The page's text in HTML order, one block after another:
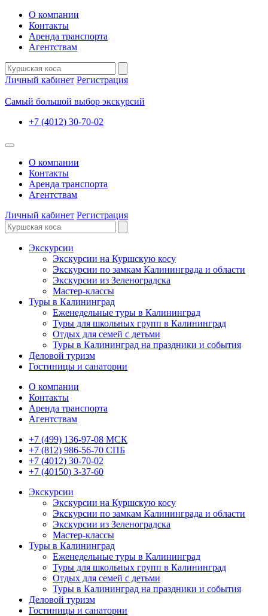
О компании
Контакты
Аренда транспорта
Агентствам
Личный кабинет Регистрация
Самый большой выбор экскурсий
+7 (4012) 30-70-02
О компании
Контакты
Аренда транспорта
Агентствам
Личный кабинет Регистрация
Экскурсии
Экскурсии на Куршскую косу
Экскурсии по замкам Калининграда и области
Экскурсии из Зеленоградска
Мастер-классы
Туры в Калининград
Еженедельные туры в Калининград
Туры для школьных групп в Калининград
Отдых для семей с детьми
Туры в Калининград на праздники и события
Деловой туризм
Гостиницы и санатории
О компании
Контакты
Аренда транспорта
Агентствам
+7 (499) 136-97-08 МСК
+7 (812) 986-56-70 СПБ
+7 (4012) 30-70-02
+7 (40150) 3-37-60
Экскурсии
Экскурсии на Куршскую косу
Экскурсии по замкам Калининграда и области
Экскурсии из Зеленоградска
Мастер-классы
Туры в Калининград
Еженедельные туры в Калининград
Туры для школьных групп в Калининград
Отдых для семей с детьми
Туры в Калининград на праздники и события
Деловой туризм
Гостиницы и санатории